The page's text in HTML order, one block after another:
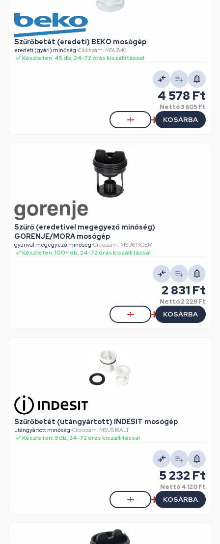
Szűrőbetét (eredeti) BEKO mosógép
eredeti (gyári) minőség•Cikkszám: MSU840
Készleten: 45 db, 24-72 órás kiszállítással
4 578 Ft
Nettó3 605 Ft
KOSÁRBA
Szűrő (eredetivel megegyező minőség)
GORENJE/MORA mosógép
gyárival megegyező minőség•Cikkszám: MSU613OEM
Készleten: 100+ db, 24-72 órás kiszállítással
2 831 Ft
Nettó2 229 Ft
KOSÁRBA
Szűrőbetét (utángyártott) INDESIT mosógép
utángyártott minőség•Cikkszám: MSU518ALT
Készleten: 3 db, 24-72 órás kiszállítással
5 232 Ft
Nettó4 120 Ft
KOSÁRBA